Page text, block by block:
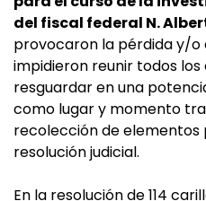
del fiscal federal N.
provocaron la pérdida y/o
impidieron reunir todos
resguardar en una
como lugar y momento
recolección de elementos
resolución judicial.
En la resolución de 114